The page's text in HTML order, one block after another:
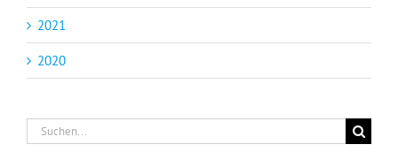
2021
2020
Suche
nach: